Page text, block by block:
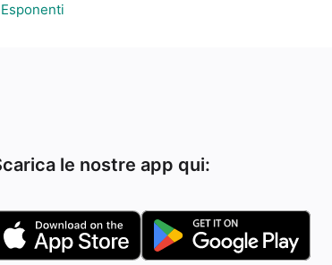
Esponenti
le nostre app qui: